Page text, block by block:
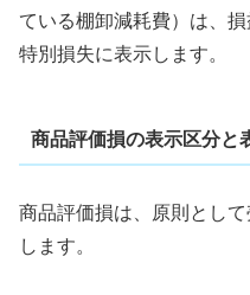
ている棚卸減耗費）は、
特別損失に表示します。
商品評価損の表示区分と
商品評価損は、原則とし
します。